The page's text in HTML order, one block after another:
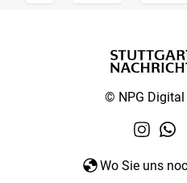
© NPG
Wo Sie uns